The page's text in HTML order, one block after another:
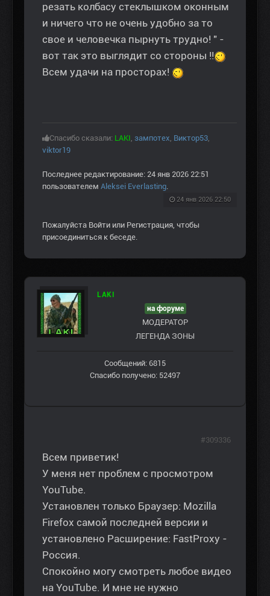
резать колбасу стеклышком оконным
и ничего что не очень удобно за то
свое и человечка пырнуть трудно! " -
вот так это выглядит со стороны !!
Всем удачи на просторах!
Спасибо сказали: LAKI, зампотех, Виктор53,
viktor19
Последнее редактирование: 24 янв 2026 22:51
пользователем Aleksei Everlasting.
24 янв 2026 22:50
Пожалуйста Войти или Регистрация, чтобы
присоединиться к беседе.
LAKI
на форуме
МОДЕРАТОР
ЛЕГЕНДА ЗОНЫ
Сообщений: 6815
Спасибо получено: 52497
Всем приветик!
У меня нет проблем с просмотром
YouTube.
Установлен только Браузер: Mozilla
Firefox самой последней версии и
установлено Расширение: FastProxy -
Россия.
Спокойно могу смотреть любое видео
на YouTube. И мне не нужно
#309336